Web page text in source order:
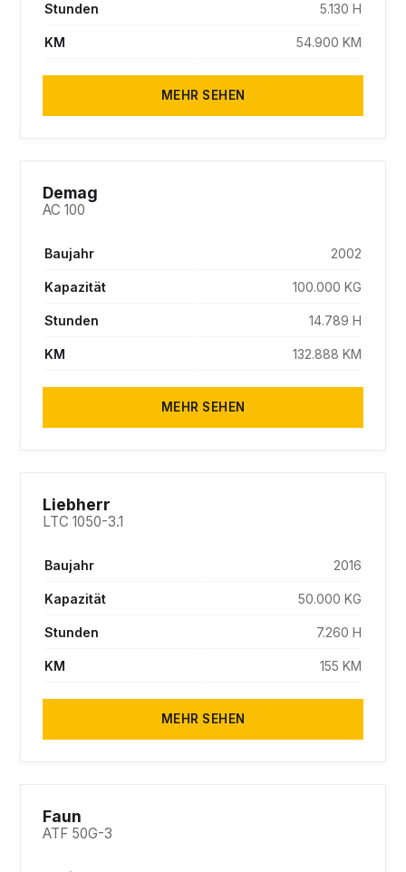
Stunden 5.130 H
KM 54.900 KM
MEHR SEHEN
Demag
AC 100
Baujahr 2002
Kapazität 100.000 KG
Stunden 14.789 H
KM 132.888 KM
MEHR SEHEN
Liebherr
LTC 1050-3.1
Baujahr 2016
Kapazität 50.000 KG
Stunden 7.260 H
KM 155 KM
MEHR SEHEN
Faun
ATF 50G-3